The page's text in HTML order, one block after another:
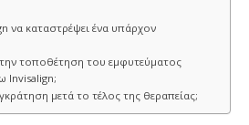
να καταστρέψει ένα υπάρχον
τοποθέτηση του εμφυτεύματος
Invisalign;
μετά το τέλος της θεραπείας;